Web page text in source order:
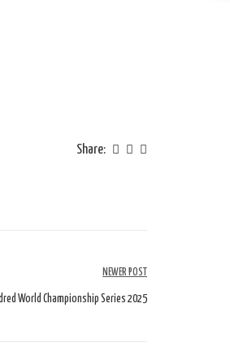
Share:
NEWER POST
World Championship Series 2025